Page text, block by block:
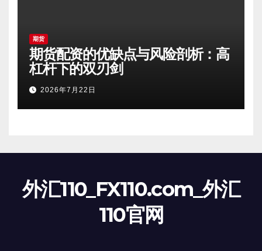
期货
期货配资的优缺点与风险剖析：高
杠杆下的双刃剑
2026年7月22日
外汇110_FX110.com_外汇
110官网